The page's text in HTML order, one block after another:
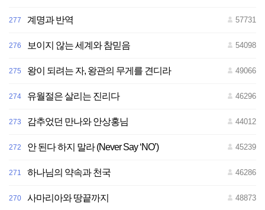
277 계명과 반역 57731
276 보이지 않는 세계와 참믿음 54098
275 왕이 되려는 자, 왕관의 무게를 견디라 49066
274 유월절은 살리는 진리다 46296
273 감추었던 만나와 안상홍님 44012
272 안 된다 하지 말라 (Never Say ‘NO’) 45239
271 하나님의 약속과 천국 46286
270 사마리아와 땅끝까지 48873